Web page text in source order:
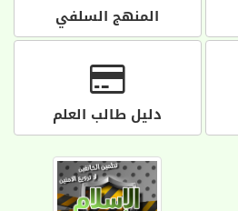
المنهج السلفي
دليل طالب العلم